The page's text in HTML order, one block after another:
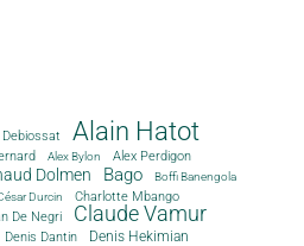
Debiossat Alain Hatot
Alex Bylon Alex Perdigon
Dolmen Bago Boffi Banengola
Durcin Charlotte Mbango
De Negri Claude Vamur
Denis Dantin Denis Hekimian